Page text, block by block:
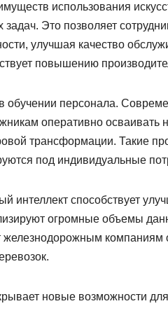
использования
Это позволяет
улучшая качество
повышению
обучении персонала.
оперативно
трансформации. Такие
под индивидуальные
интеллект способствует
огромные объемы
железнодорожным компаниям
новые возможности